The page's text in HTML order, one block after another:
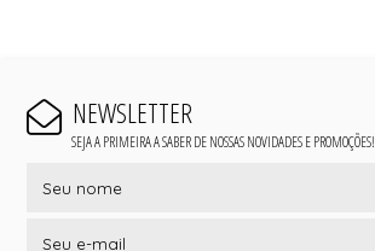
NEWSLETTER
SEJA A PRIMEIRA A SABER DE NOSSAS NOVIDADES E PROMOÇÕES!